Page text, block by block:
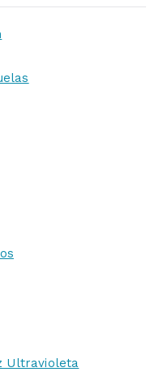
Ultravioleta